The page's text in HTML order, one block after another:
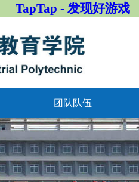
TapTap - 发现好游戏
团队队伍